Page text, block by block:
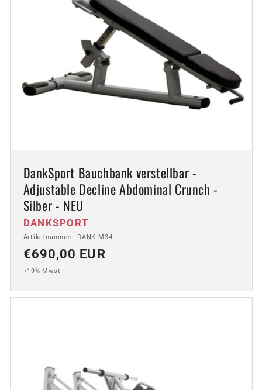
DankSport Bauchbank verstellbar -
Adjustable Decline Abdominal Crunch -
Silber - NEU
Anbieter:
DANKSPORT
Artikelnummer: DANK-M34
Normaler
Preis
€690,00 EUR
+19% Mwst